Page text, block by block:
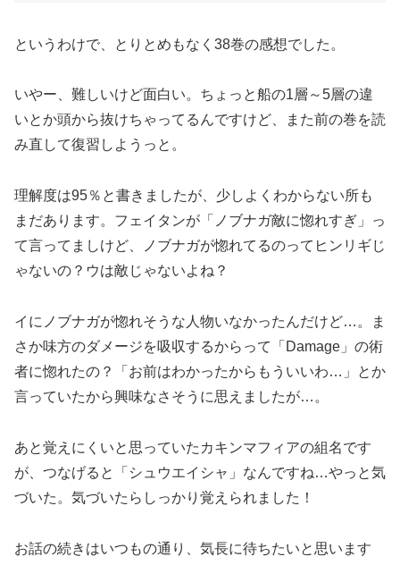
というわけで、とりとめもなく38巻の感想でした。
いやー、難しいけど面白い。ちょっと船の1層～5層の違
いとか頭から抜けちゃってるんですけど、また前の巻を読
み直して復習しようっと。
理解度は95％と書きましたが、少しよくわからない所も
まだあります。フェイタンが「ノブナガ敵に惚れすぎ」っ
て言ってましけど、ノブナガが惚れてるのってヒンリギじ
ゃないの？ウは敵じゃないよね？
イにノブナガが惚れそうな人物いなかったんだけど…。ま
さか味方のダメージを吸収するからって「Damage」の術
者に惚れたの？「お前はわかったからもういいわ…」とか
言っていたから興味なさそうに思えましたが…。
あと覚えにくいと思っていたカキンマフィアの組名です
が、つなげると「シュウエイシャ」なんですね…やっと気
づいた。気づいたらしっかり覚えられました！
お話の続きはいつもの通り、気長に待ちたいと思います